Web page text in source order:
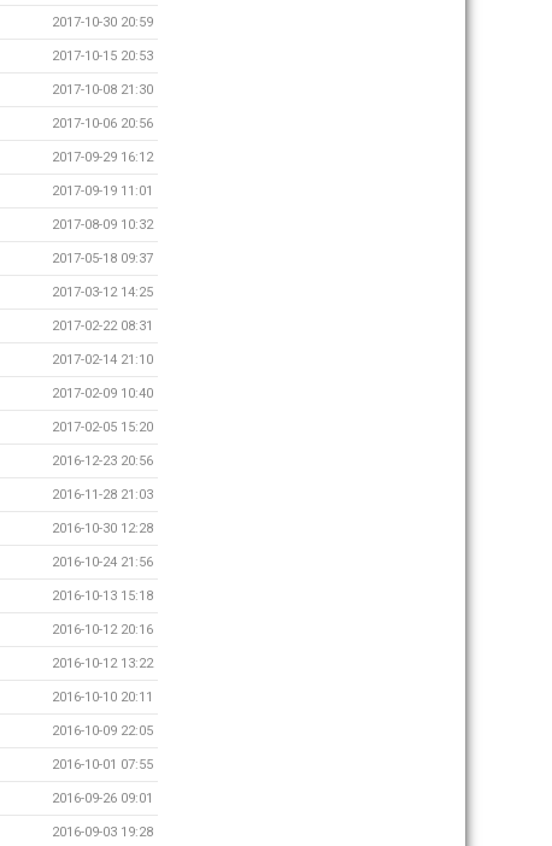
2017-10-30 20:59
2017-10-15 20:53
2017-10-08 21:30
2017-10-06 20:56
2017-09-29 16:12
2017-09-19 11:01
2017-08-09 10:32
2017-05-18 09:37
2017-03-12 14:25
2017-02-22 08:31
2017-02-14 21:10
2017-02-09 10:40
2017-02-05 15:20
2016-12-23 20:56
2016-11-28 21:03
2016-10-30 12:28
2016-10-24 21:56
2016-10-13 15:18
2016-10-12 20:16
2016-10-12 13:22
2016-10-10 20:11
2016-10-09 22:05
2016-10-01 07:55
2016-09-26 09:01
2016-09-03 19:28